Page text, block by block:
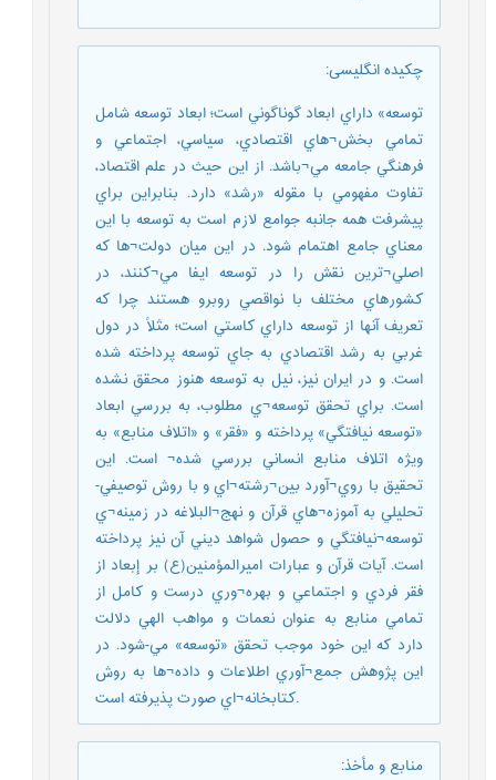
چکیده انگلیسی:
توسعه» داراي ابعاد گوناگوني است؛ ابعاد توسعه شامل
تمامي بخش¬هاي اقتصادي، سياسي، اجتماعي و
فرهنگي جامعه مي¬باشد. از اين حيث در علم اقتصاد،
تفاوت مفهومي با مقوله «رشد» دارد. بنابراين براي
پيشرفت همه جانبه جوامع لازم است به توسعه با اين
معناي جامع اهتمام شود. در اين ميان دولت¬ها که
اصلي¬ترين نقش را در توسعه ايفا مي¬کنند، در
کشورهاي مختلف با نواقصي روبرو هستند چرا که
تعريف آنها از توسعه داراي کاستي است؛ مثلاً در دول
غربي به رشد اقتصادي به جاي توسعه پرداخته شده
است. و در ايران نيز، نيل به توسعه هنوز محقق نشده
است. براي تحقق توسعه¬ي مطلوب، به بررسي ابعاد
«توسعه نيافتگي» پرداخته و «فقر» و «اتلاف منابع» به
ويژه اتلاف منابع انساني بررسي شده¬ است. اين
تحقيق با روي¬آورد بين¬رشته¬اي و با روش توصيفي-
تحليلي به آموزه¬هاي قرآن و نهج¬البلاغه در زمينه¬ي
توسعه¬نيافتگي و حصول شواهد ديني آن نيز پرداخته
است. آيات قرآن و عبارات اميرالمؤمنين(ع) بر إبعاد از
فقر فردي و اجتماعي و بهره¬وري درست و کامل از
تمامي منابع به عنوان نعمات و مواهب الهي دلالت
دارد که اين خود موجب تحقق «توسعه» مي-شود. در
اين پژوهش جمع¬آوري اطلاعات و داده¬ها به روش
منابع و مأخذ: